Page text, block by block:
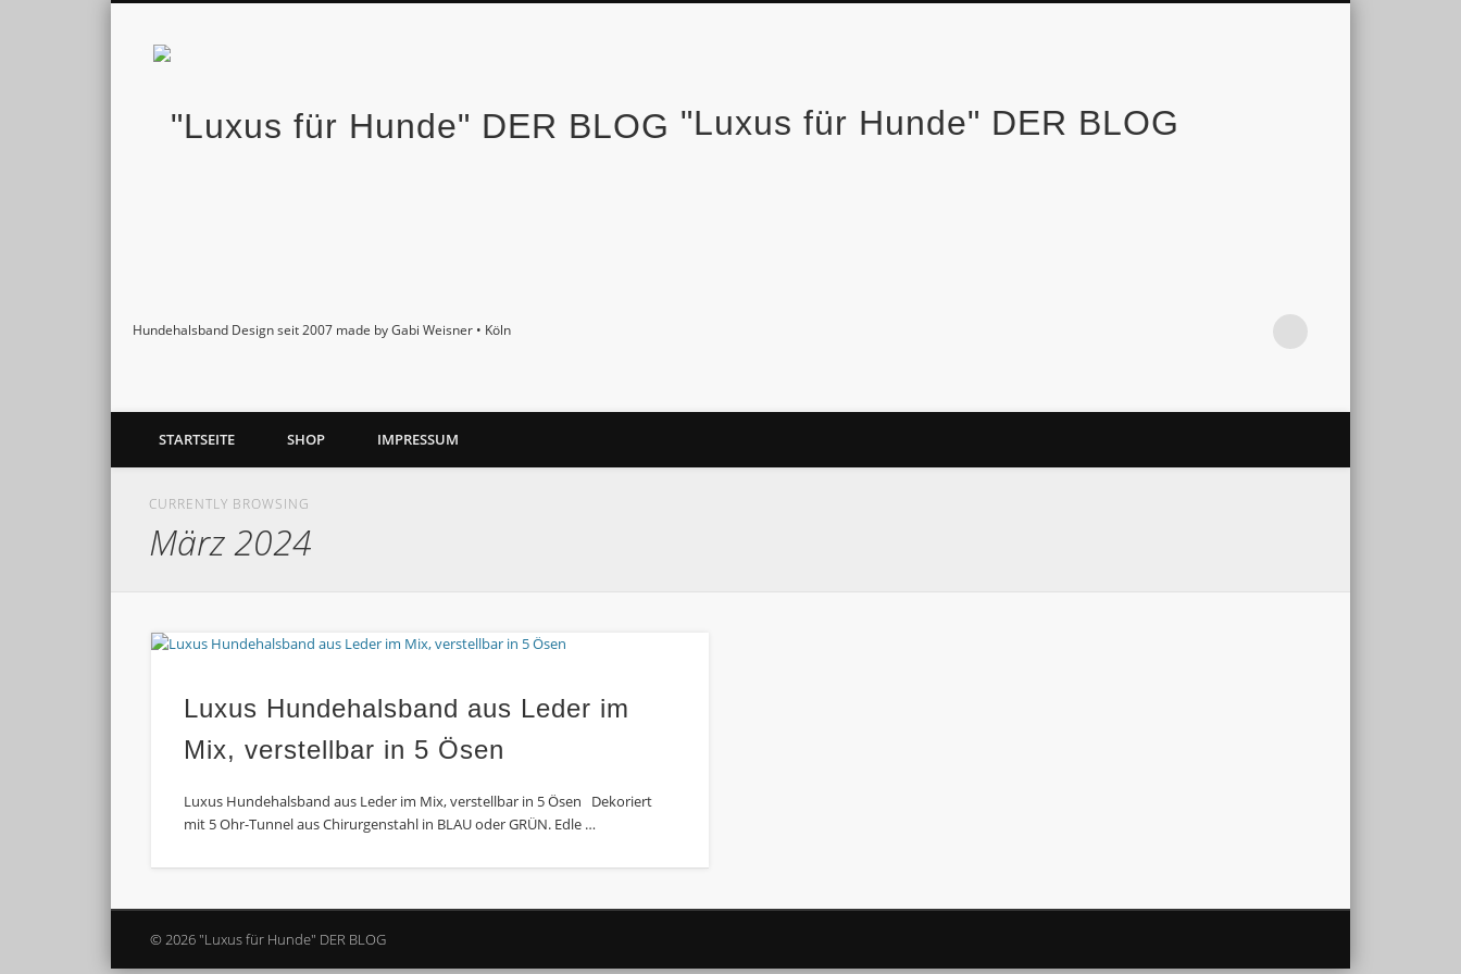
"Luxus für Hunde" DER BLOG
Hundehalsband Design seit 2007 made by Gabi Weisner • Köln
PinterestGoogle+
STARTSEITE SHOP IMPRESSUM
CURRENTLY BROWSING
März 2024
Luxus Hundehalsband aus Leder im
Mix, verstellbar in 5 Ösen
Luxus Hundehalsband aus Leder im Mix, verstellbar in 5 Ösen Dekoriert
mit 5 Ohr-Tunnel aus Chirurgenstahl in BLAU oder GRÜN. Edle …
© 2026 "Luxus für Hunde" DER BLOG